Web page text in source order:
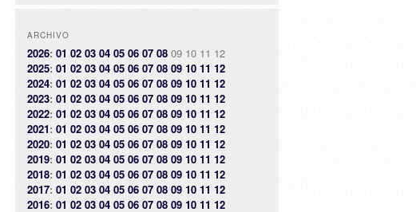
ARCHIVO
2026: 01 02 03 04 05 06 07 08 09 10 11 12
2025: 01 02 03 04 05 06 07 08 09 10 11 12
2024: 01 02 03 04 05 06 07 08 09 10 11 12
2023: 01 02 03 04 05 06 07 08 09 10 11 12
2022: 01 02 03 04 05 06 07 08 09 10 11 12
2021: 01 02 03 04 05 06 07 08 09 10 11 12
2020: 01 02 03 04 05 06 07 08 09 10 11 12
2019: 01 02 03 04 05 06 07 08 09 10 11 12
2018: 01 02 03 04 05 06 07 08 09 10 11 12
2017: 01 02 03 04 05 06 07 08 09 10 11 12
2016: 01 02 03 04 05 06 07 08 09 10 11 12